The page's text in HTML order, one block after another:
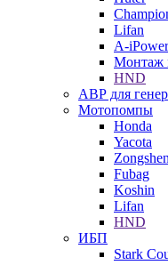
Lifan
A-iPower
Монтаж
HND
АВР для
Мотопомпы
Honda
Yacota
Zongshen
Fubag
Koshin
Lifan
HND
ИБП
Stark